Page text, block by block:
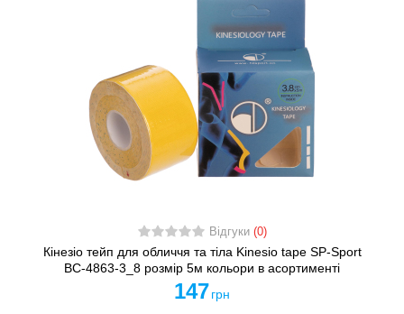
Відгуки (0)
Кінезіо тейп для обличчя та тіла Kinesio tape SP-Sport
BC-4863-3_8 розмір 5м кольори в асортименті
147 грн